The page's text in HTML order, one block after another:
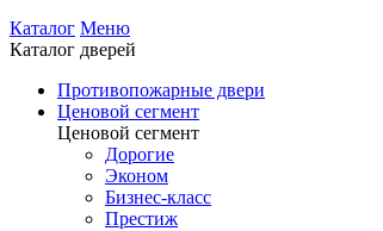
Каталог Меню
Каталог дверей
Противопожарные двери
Ценовой сегмент
Ценовой сегмент
Дорогие
Эконом
Бизнес-класс
Престиж